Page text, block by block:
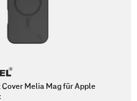
Melia Mag für Apple